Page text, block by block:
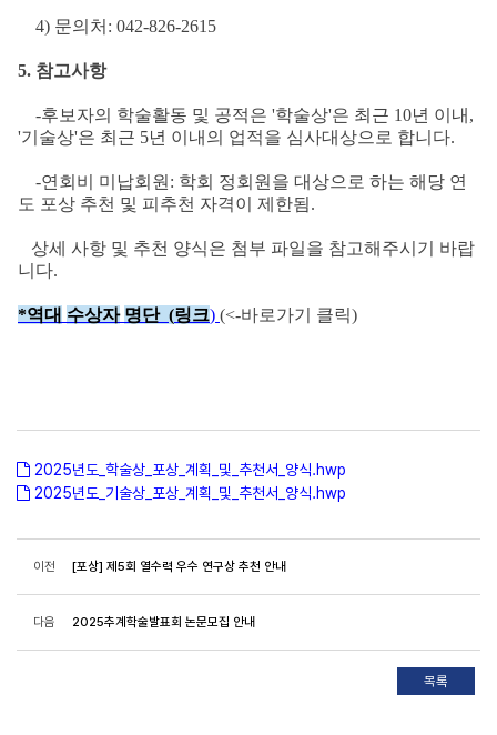
4) 문의처: 042-826-2615
5. 참고사항
-후보자의 학술활동 및 공적은 '학술상'은 최근 10년 이내,
'기술상'은 최근 5년 이내의 업적을 심사대상으로 합니다.
-연회비 미납회원: 학회 정회원을 대상으로 하는 해당 연
도 포상 추천 및 피추천 자격이 제한됨.
상세 사항 및 추천 양식은 첨부 파일을 참고해주시기 바랍
니다.
*역대 수상자 명단 (링크) (<-바로가기 클릭)
2025년도_학술상_포상_계획_및_추천서_양식.hwp
2025년도_기술상_포상_계획_및_추천서_양식.hwp
이전 [포상] 제5회 열수력 우수 연구상 추천 안내
다음 2025추계학술발표회 논문모집 안내